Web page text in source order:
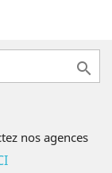

nos agences